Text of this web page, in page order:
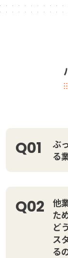
Q01
ぶ
る
Q02
他
た
ど
ス
る